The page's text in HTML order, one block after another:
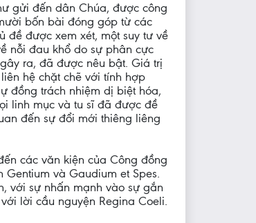
gửi đến dân Chúa, được công
bốn bài đóng góp từ các
đề được xem xét, một suy tư về
nỗi đau khổ do sự phân cực
ra, đã được nêu bật. Giá trị
hệ chặt chẽ với tính hợp
đồng trách nhiệm dị biệt hóa,
linh mục và tu sĩ đã được đề
đến sự đổi mới thiêng liêng
các văn kiện của Công đồng
Gentium và Gaudium et Spes.
với sự nhấn mạnh vào sự gắn
lời cầu nguyện Regina Coeli.